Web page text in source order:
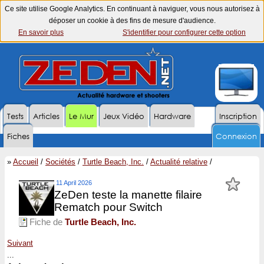
Ce site utilise Google Analytics. En continuant à naviguer, vous nous autorisez à
déposer un cookie à des fins de mesure d'audience.
En savoir plus
S'identifier pour configurer cette option
Inscription
Tests Articles Le Mur Jeux Vidéo
Hardware
Fiches
Connexion
» Accueil / Sociétés / Turtle Beach, Inc. / Actualité relative /
11 April 2026
ZeDen teste la manette filaire
Rematch pour Switch
Fiche de Turtle Beach, Inc.
Suivant
...